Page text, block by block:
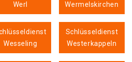
Werl
Wermelskirchen
Wesseling
Schlüsseldienst
Westerkappeln